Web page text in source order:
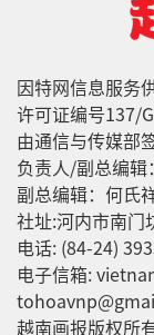
因特网信息服务
许可证编号137/
由通信与传媒部
负责人/副总编辑
副总编辑：何氏
社址:河内市南门
电话: (84-24)
电子信箱:
越南画报版权所